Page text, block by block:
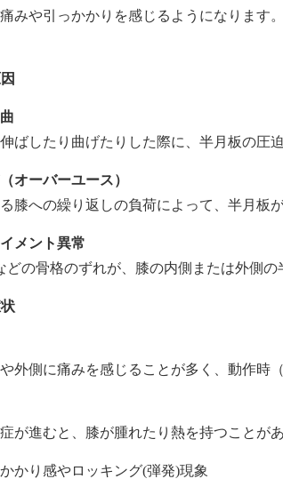
みや引っかかりを感じるようになります
伸ばしたり曲げたりした際に、半月板の圧
オーバーユース）
膝への繰り返しの負荷によって、半月板
メント異常
どの骨格のずれが、膝の内側または外側
外側に痛みを感じることが多く、動作時
が進むと、膝が腫れたり熱を持つことがあ
かり感やロッキング(弾発)現象